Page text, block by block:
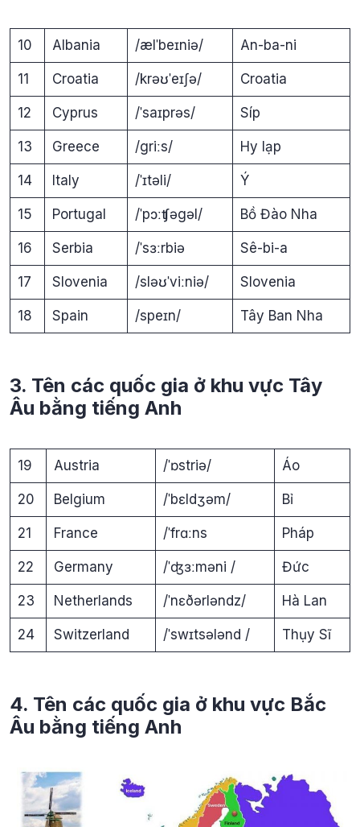
10 Albania /ælˈbeɪniə/ An-ba-ni
11 Croatia /krəʊˈeɪʃə/ Croatia
12 Cyprus /ˈsaɪprəs/ Síp
13 Greece /griːs/ Hy lạp
14 Italy /ˈɪtəli/ Ý
15 Portugal /ˈpɔːʧəgəl/ Bồ Đào Nha
16 Serbia /ˈsɜːrbiə Sê-bi-a
17 Slovenia /sləʊˈviːniə/ Slovenia
18 Spain /speɪn/ Tây Ban Nha
3. Tên các quốc gia ở khu vực Tây
Âu bằng tiếng Anh
19 Austria /ˈɒstriə/ Áo
20 Belgium /ˈbɛldʒəm/ Bỉ
21 France /ˈfrɑːns Pháp
22 Germany /ˈʤɜːməni / Đức
23 Netherlands /ˈnɛðərləndz/ Hà Lan
24 Switzerland /ˈswɪtsələnd / Thụy Sĩ
4. Tên các quốc gia ở khu vực Bắc
Âu bằng tiếng Anh